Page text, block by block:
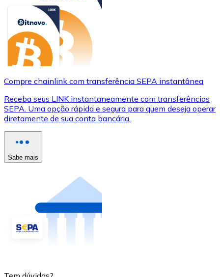
Compre chainlink com transferência SEPA instantânea
Receba seus LINK instantaneamente com transferências
SEPA. Uma opção rápida e segura para quem deseja operar
diretamente de sua conta bancária.
Sabe mais